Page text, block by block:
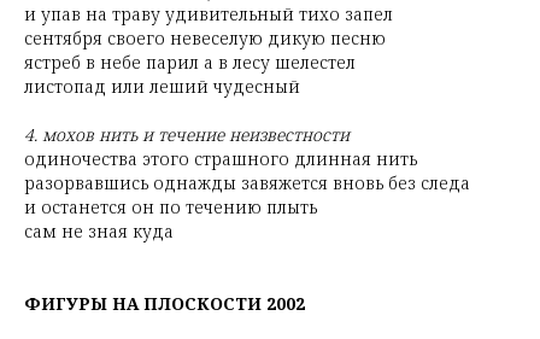
и упав на траву удивительный тихо запел
сентября своего невеселую дикую песню
ястреб в небе парил а в лесу шелестел
листопад или леший чудесный
4. мохов нить и течение неизвестности
одиночества этого страшного длинная нить
разорвавшись однажды завяжется вновь без следа
и останется он по течению плыть
сам не зная куда
ФИГУРЫ НА ПЛОСКОСТИ 2002